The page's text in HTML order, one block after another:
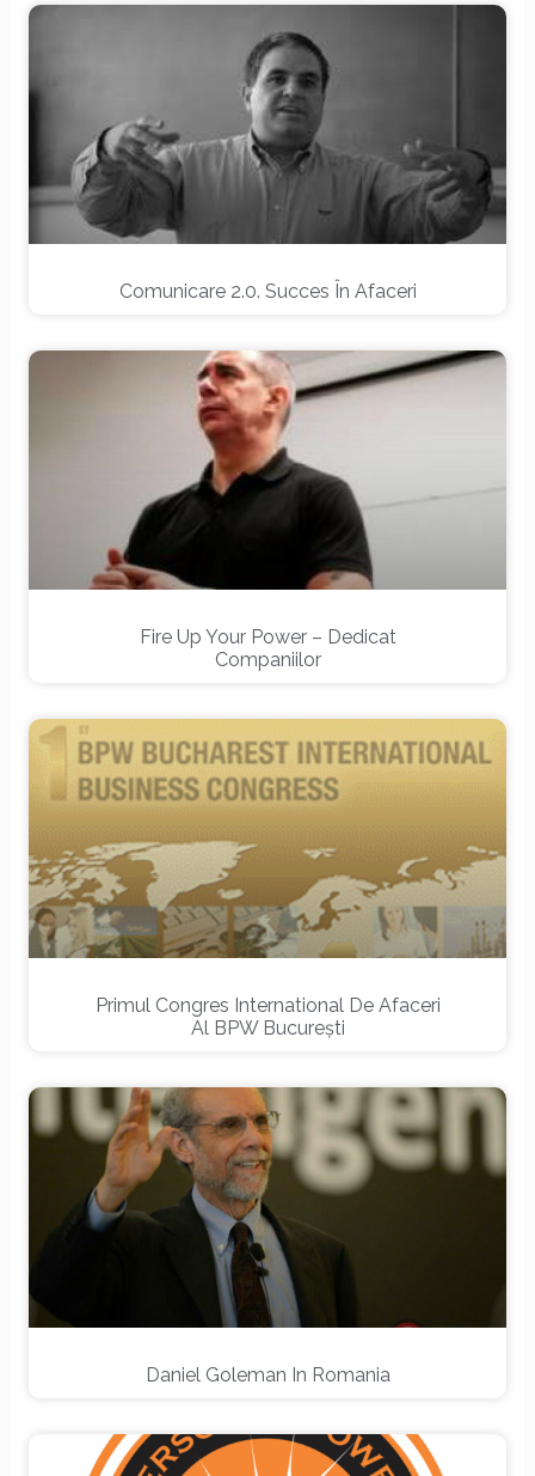
Comunicare 2.0. Succes În Afaceri
Fire Up Your Power – Dedicat
Companiilor
Primul Congres International De Afaceri
Al BPW Bucureşti
Daniel Goleman In Romania